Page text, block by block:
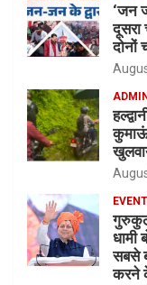
‘जन
दोनों
कुमाऊं
EVENT
गुरुकुल
धामी
सबसे
करने